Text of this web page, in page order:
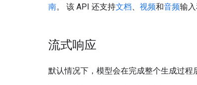
南。 该 API 还支持文档、 视频和音频输入
流式响应
默认情况下，模型会在完成整个生成过程